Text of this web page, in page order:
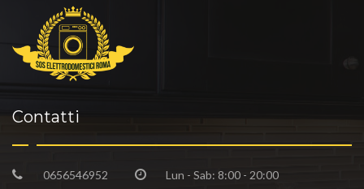
Contatti
0656546952 Lun - Sab: 8:00 - 20:00